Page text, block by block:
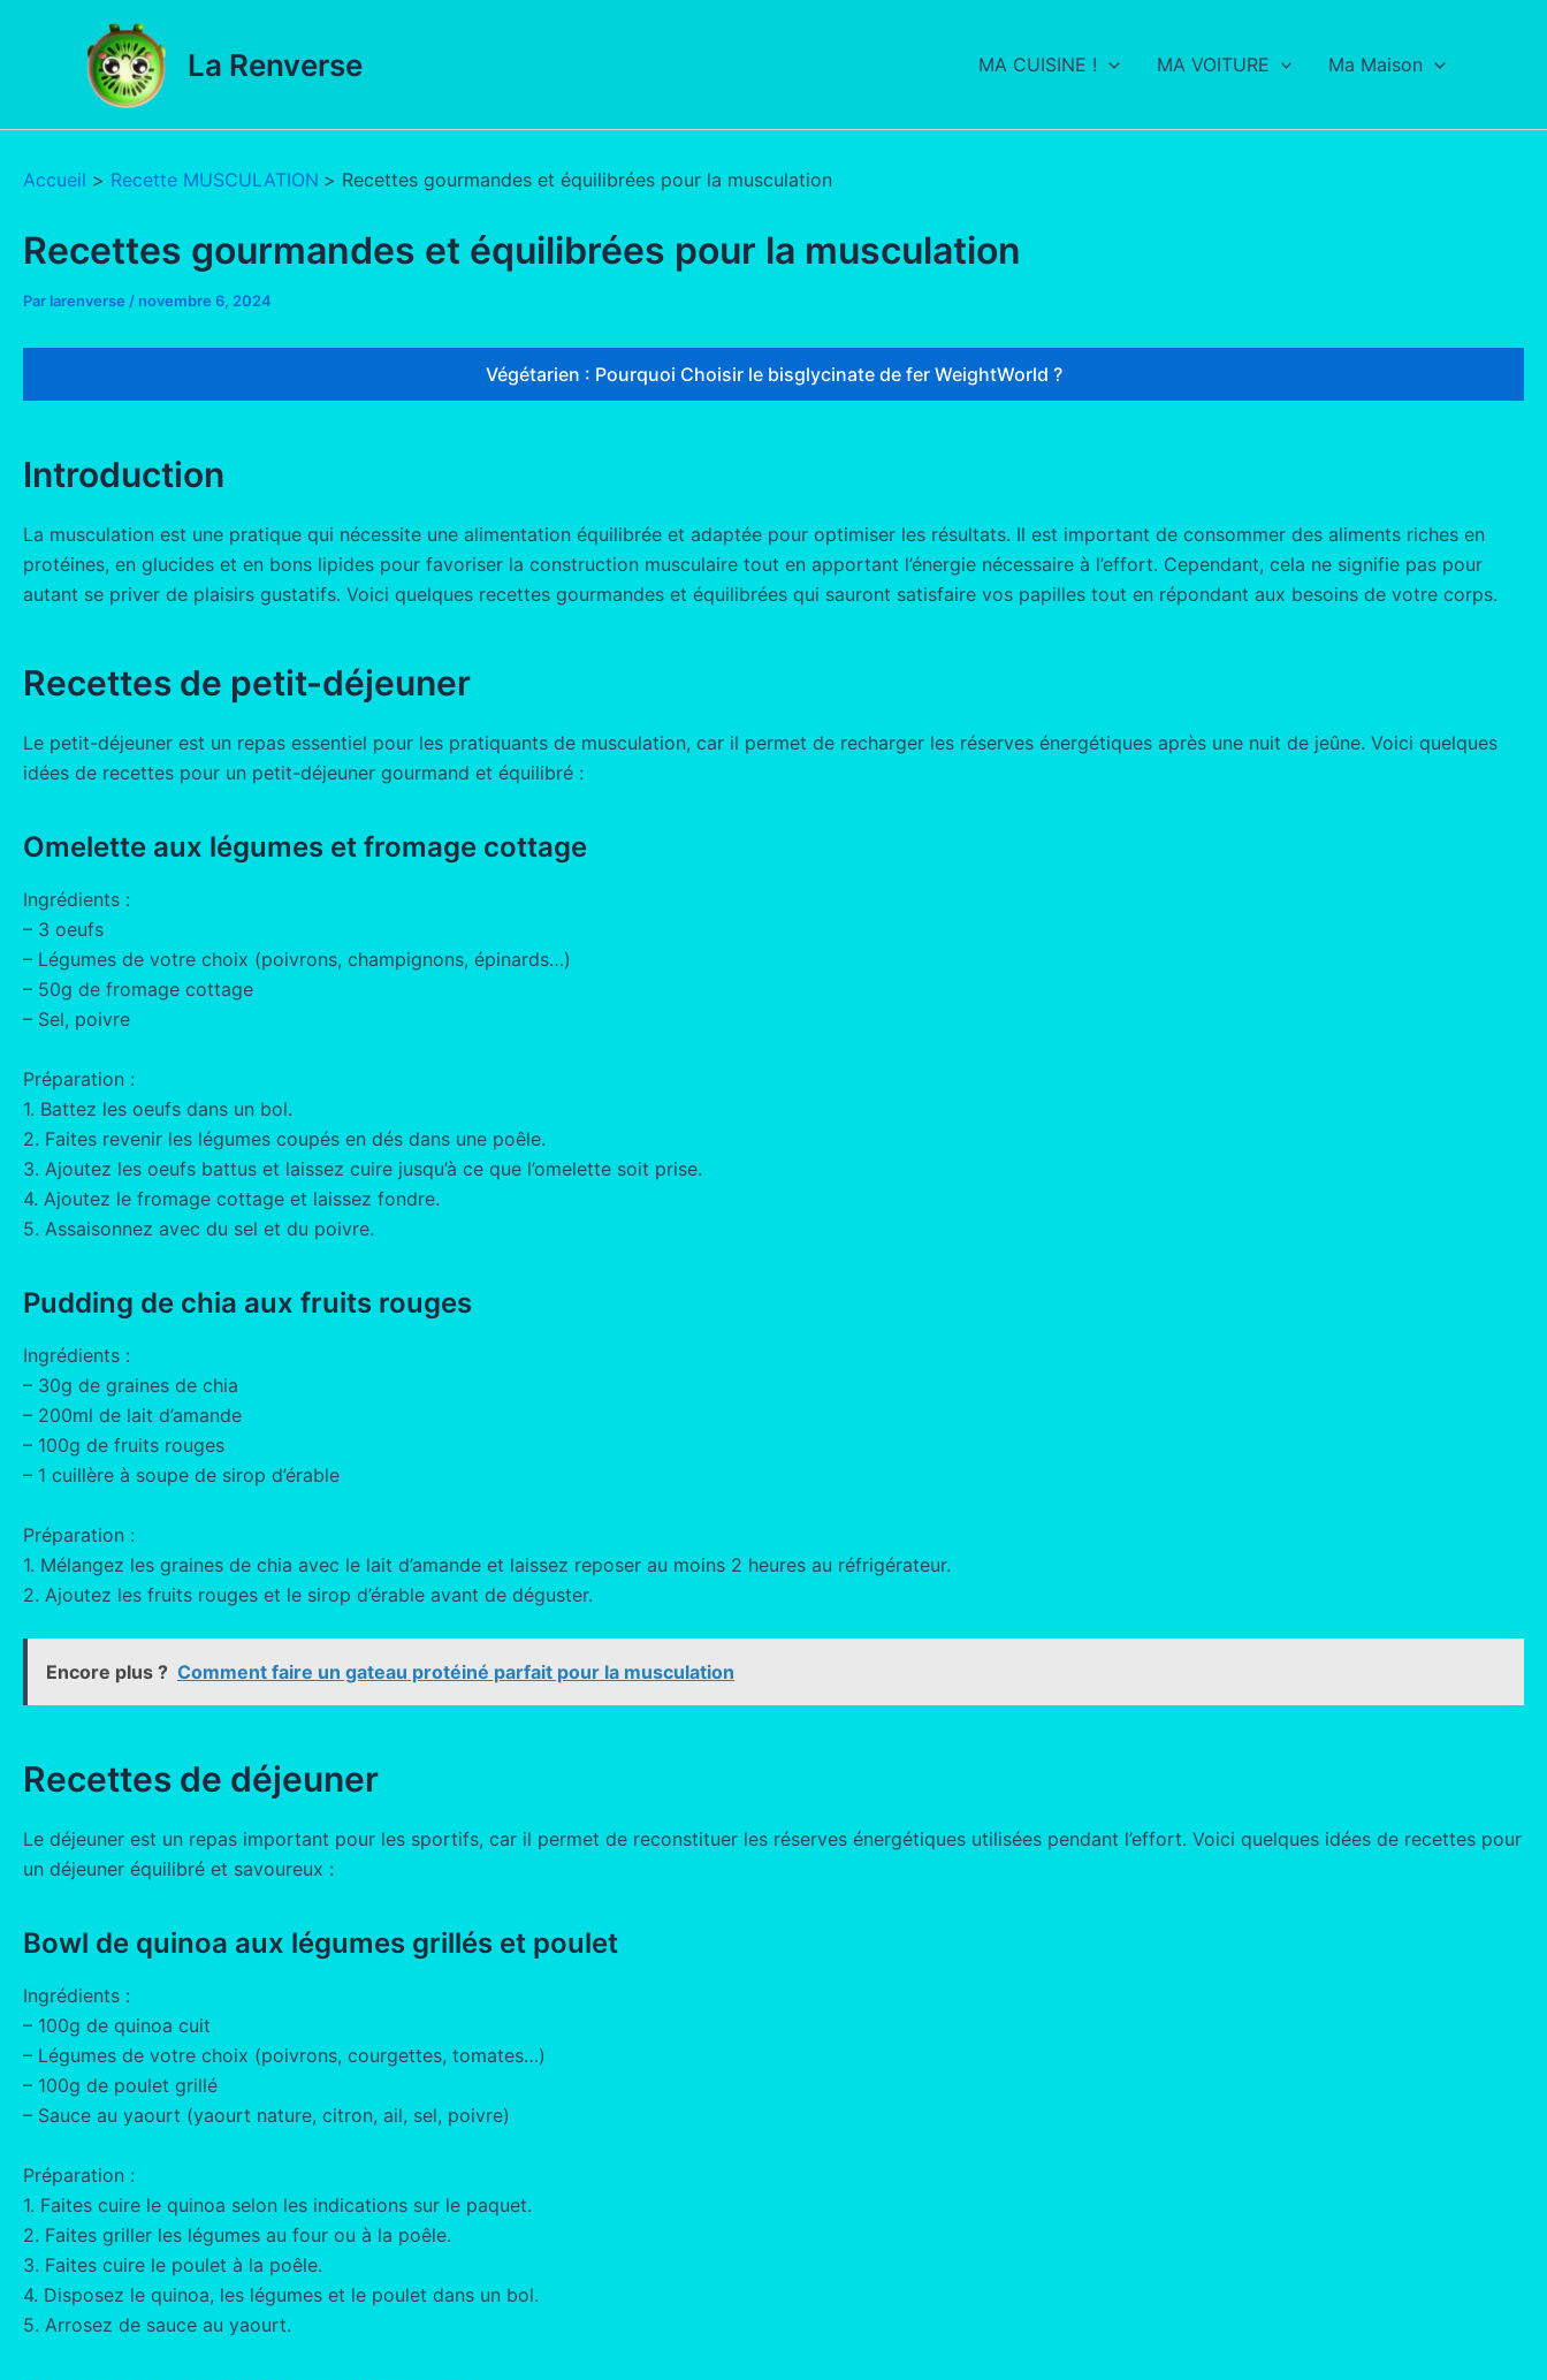
La Renverse MA CUISINE ! MA VOITURE Ma Maison
Accueil Recette MUSCULATION Recettes gourmandes et équilibrées pour la musculation
Recettes gourmandes et équilibrées pour la musculation
Par larenverse / novembre 6, 2024
Végétarien : Pourquoi Choisir le bisglycinate de fer WeightWorld ?
Introduction
La musculation est une pratique qui nécessite une alimentation équilibrée et adaptée pour optimiser les résultats. Il est important de consommer des aliments riches en
protéines, en glucides et en bons lipides pour favoriser la construction musculaire tout en apportant l’énergie nécessaire à l’effort. Cependant, cela ne signifie pas pour
autant se priver de plaisirs gustatifs. Voici quelques recettes gourmandes et équilibrées qui sauront satisfaire vos papilles tout en répondant aux besoins de votre corps.
Recettes de petit-déjeuner
Le petit-déjeuner est un repas essentiel pour les pratiquants de musculation, car il permet de recharger les réserves énergétiques après une nuit de jeûne. Voici quelques
idées de recettes pour un petit-déjeuner gourmand et équilibré :
Omelette aux légumes et fromage cottage
Ingrédients :
– 3 oeufs
– Légumes de votre choix (poivrons, champignons, épinards…)
– 50g de fromage cottage
– Sel, poivre
Préparation :
1. Battez les oeufs dans un bol.
2. Faites revenir les légumes coupés en dés dans une poêle.
3. Ajoutez les oeufs battus et laissez cuire jusqu’à ce que l’omelette soit prise.
4. Ajoutez le fromage cottage et laissez fondre.
5. Assaisonnez avec du sel et du poivre.
Pudding de chia aux fruits rouges
Ingrédients :
– 30g de graines de chia
– 200ml de lait d’amande
– 100g de fruits rouges
– 1 cuillère à soupe de sirop d’érable
Préparation :
1. Mélangez les graines de chia avec le lait d’amande et laissez reposer au moins 2 heures au réfrigérateur.
2. Ajoutez les fruits rouges et le sirop d’érable avant de déguster.
Encore plus ? Comment faire un gateau protéiné parfait pour la musculation
Recettes de déjeuner
Le déjeuner est un repas important pour les sportifs, car il permet de reconstituer les réserves énergétiques utilisées pendant l’effort. Voici quelques idées de recettes pour
un déjeuner équilibré et savoureux :
Bowl de quinoa aux légumes grillés et poulet
Ingrédients :
– 100g de quinoa cuit
– Légumes de votre choix (poivrons, courgettes, tomates…)
– 100g de poulet grillé
– Sauce au yaourt (yaourt nature, citron, ail, sel, poivre)
Préparation :
1. Faites cuire le quinoa selon les indications sur le paquet.
2. Faites griller les légumes au four ou à la poêle.
3. Faites cuire le poulet à la poêle.
4. Disposez le quinoa, les légumes et le poulet dans un bol.
5. Arrosez de sauce au yaourt.